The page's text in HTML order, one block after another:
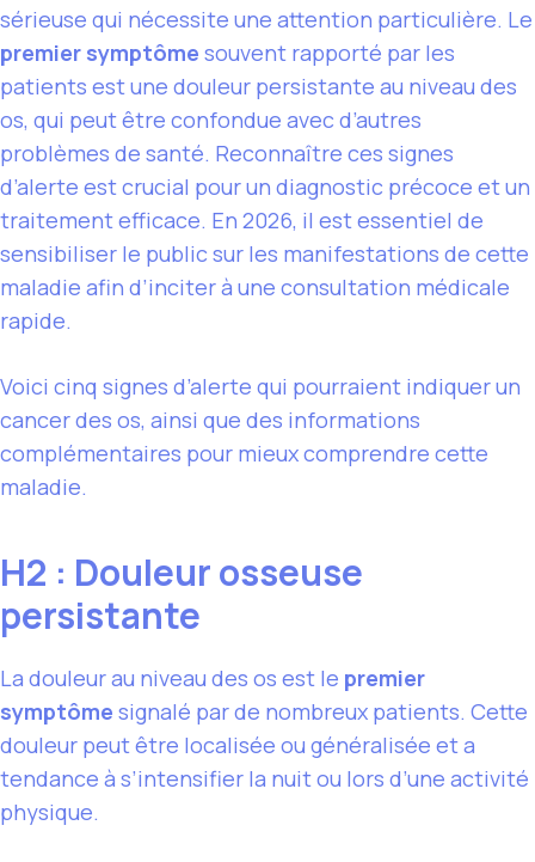
sérieuse qui nécessite une attention particulière. Le
premier symptôme souvent rapporté par les
patients est une douleur persistante au niveau des
os, qui peut être confondue avec d’autres
problèmes de santé. Reconnaître ces signes
d’alerte est crucial pour un diagnostic précoce et un
traitement efficace. En 2026, il est essentiel de
sensibiliser le public sur les manifestations de cette
maladie afin d’inciter à une consultation médicale
rapide.
Voici cinq signes d’alerte qui pourraient indiquer un
cancer des os, ainsi que des informations
complémentaires pour mieux comprendre cette
maladie.
H2 : Douleur osseuse
persistante
La douleur au niveau des os est le premier
symptôme signalé par de nombreux patients. Cette
douleur peut être localisée ou généralisée et a
tendance à s’intensifier la nuit ou lors d’une activité
physique.